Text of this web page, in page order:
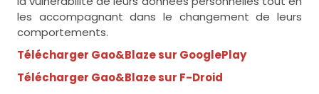
les accompagnant dans le changement de leurs
comportements.
Télécharger Gao&Blaze sur GooglePlay
Télécharger Gao&Blaze sur F-Droid